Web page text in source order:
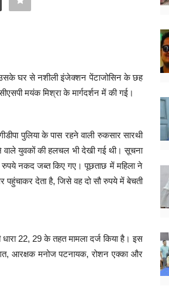
उसके घर से नशीली इंजेक्शन पेंटाजोसिन के छह
मयंक मिश्रा के मार्गदर्शन में की गई।
पुलिया के पास रहने वाली रुकसार सारथी
युवकों की हलचल भी देखी गई थी। सूचना
नकद जब्त किए गए। पूछताछ में महिला ने
पहुंचाकर देता है, जिसे वह दो सौ रुपये में बेचती
धारा 22, 29 के तहत मामला दर्ज किया है। इस
आरक्षक मनोज पटनायक, रोशन एक्का और